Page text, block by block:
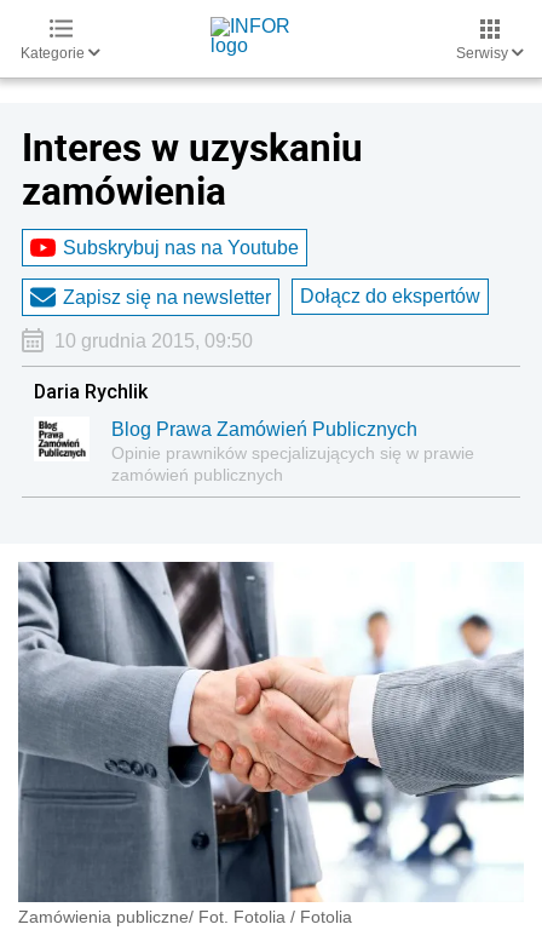
Kategorie Serwisy
Interes w uzyskaniu
zamówienia
Subskrybuj nas na Youtube
Zapisz się na newsletter Dołącz do ekspertów
10 grudnia 2015, 09:50
Daria Rychlik
Blog Prawa Zamówień Publicznych
Opinie prawników specjalizujących się w prawie
zamówień publicznych
Zamówienia publiczne/ Fot. Fotolia / Fotolia